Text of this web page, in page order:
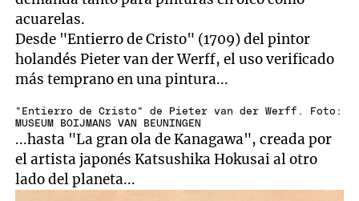
acuarelas.
Desde "Entierro de Cristo" (1709) del pintor
holandés Pieter van der Werff, el uso verificado
más temprano en una pintura...
"Entierro de Cristo" de Pieter van der Werff. Foto:
MUSEUM BOIJMANS VAN BEUNINGEN
...hasta "La gran ola de Kanagawa", creada por
el artista japonés Katsushika Hokusai al otro
lado del planeta...